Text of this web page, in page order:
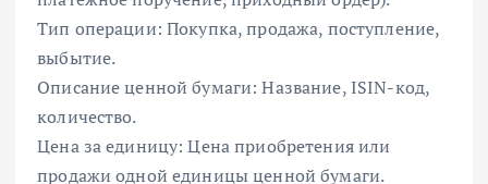
Тип операции: Покупка, продажа, поступление,
выбытие.
Описание ценной бумаги: Название, ISIN-код,
количество.
Цена за единицу: Цена приобретения или
продажи одной единицы ценной бумаги.